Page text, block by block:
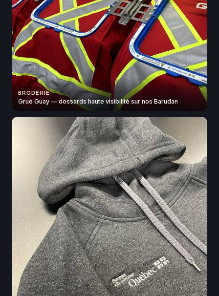
BRODERIE
Grue Guay — dossards haute visibilité sur nos Barudan